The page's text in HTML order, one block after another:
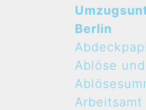
Berlin
Ablöse und
Arbeitsamt